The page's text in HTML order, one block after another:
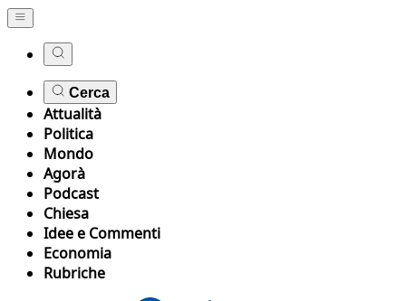
Cerca
Attualità
Politica
Mondo
Agorà
Podcast
Chiesa
Idee e Commenti
Economia
Rubriche